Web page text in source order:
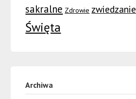
sakralne Zdrowie zwiedzanie
Święta
Archiwa